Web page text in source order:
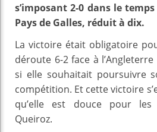
s’imposant 2-0 dans le
Pays de Galles, réduit à dix.
La victoire était obligatoire
déroute 6-2 face à
si elle souhaitait poursuivre
compétition. Et cette victoire
qu’elle est douce pour les
Queiroz.